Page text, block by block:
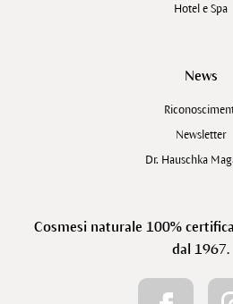
Hotel e Spa
News
Newsletter
Dr. Hauschka
Cosmesi naturale 100%
dal 1967.